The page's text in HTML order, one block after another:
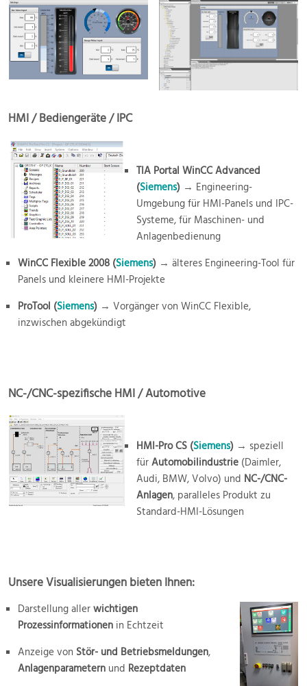
HMI / Bediengeräte / IPC
TIA Portal WinCC Advanced
(Siemens) → Engineering-
Umgebung für HMI-Panels und IPC-
Systeme, für Maschinen- und
Anlagenbedienung
WinCC Flexible 2008 (Siemens) → älteres Engineering-Tool für
Panels und kleinere HMI-Projekte
ProTool (Siemens) → Vorgänger von WinCC Flexible,
inzwischen abgekündigt
NC-/CNC-spezifische HMI / Automotive
HMI-Pro CS (Siemens)→ speziell
fürAutomobilindustrie(Daimler,
Audi, BMW, Volvo) und NC-/CNC-
Anlagen, paralleles Produkt zu
Standard-HMI-Lösungen
Unsere Visualisierungen bieten Ihnen:
Darstellung allerwichtigen
Prozessinformationen in Echtzeit
Anzeige von Stör- und Betriebsmeldungen,
Anlagenparametern und Rezeptdaten